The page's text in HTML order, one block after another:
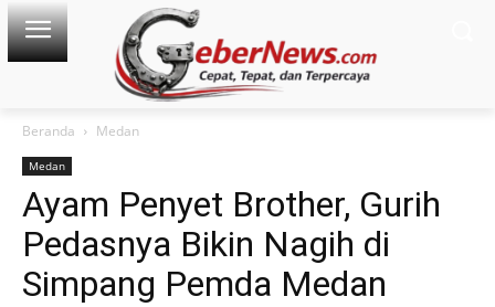
Beranda Medan
Medan
Ayam Penyet Brother, Gurih
Pedasnya Bikin Nagih di
Simpang Pemda Medan